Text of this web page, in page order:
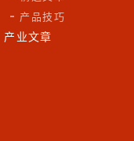
产品技巧
产业文章